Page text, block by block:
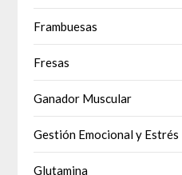
Frambuesas
Fresas
Ganador Muscular
Gestión Emocional y Estrés
Glutamina